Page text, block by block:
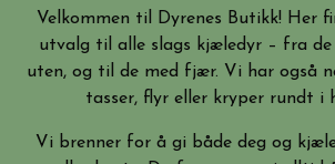
Velkommen til Dyrenes Butikk! Her
utvalg til alle slags kjæledyr – fra de
uten, og til de med fjær. Vi har også
tasser, flyr eller kryper rundt i
Vi brenner for å gi både deg og